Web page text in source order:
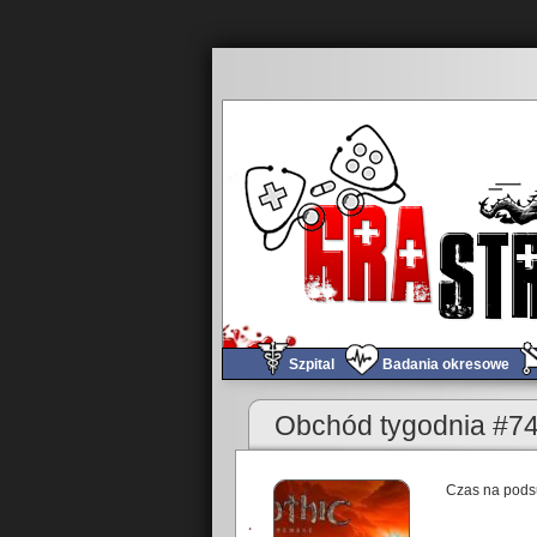
Szpital Badania okresowe
Obchód tygodnia
Czas na